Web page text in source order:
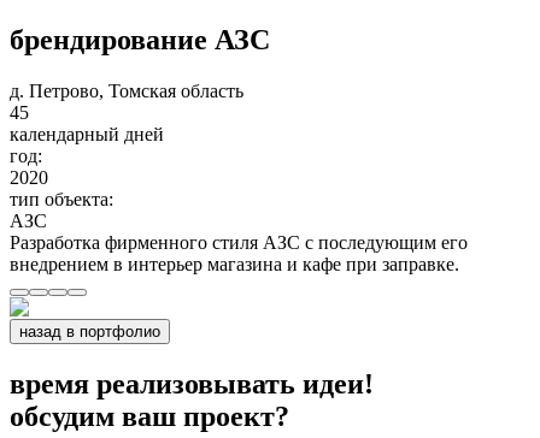
брендирование АЗС
д. Петрово, Томская область
45
календарный дней
год:
2020
тип объекта:
АЗС
Разработка фирменного стиля АЗС с последующим его
внедрением в интерьер магазина и кафе при заправке.
назад в портфолио
время реализовывать идеи!
обсудим ваш проект?